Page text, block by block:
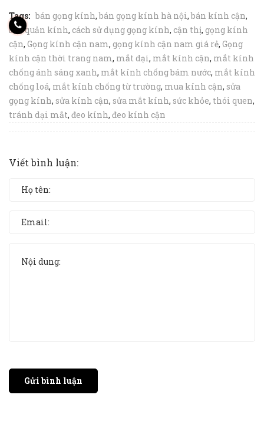
Tags: bán gọng kính,bán gọng kính hà nội,bán kính cận,
bảo quản kính, cách sử dụng gọng kính, cận thị, gọng kính
cận, Gọng kính cận nam, gọng kính cận nam giá rẻ, Gọng
kính cận thời trang nam, mắt dại, mắt kính cận, mắt kính
chống ánh sáng xanh, mắt kính chống bám nước, mắt kính
chống loá, mắt kính chống từ trường, mua kính cận, sửa
gọng kính, sửa kính cận, sửa mắt kính, sức khỏe, thói quen,
tránh dại mắt, đeo kính, đeo kính cận
Viết bình luận:
Gửi bình luận